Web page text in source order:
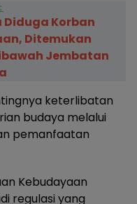
Diduga Korban
Ditemukan
Jembatan
keterlibatan
budaya melalui
pemanfaatan
Kebudayaan
regulasi yang